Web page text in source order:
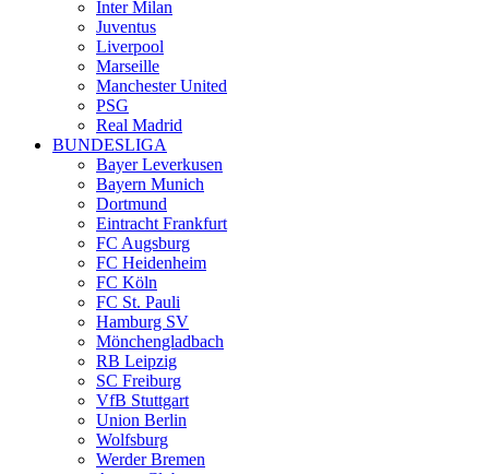
Inter Milan
Juventus
Liverpool
Marseille
Manchester United
PSG
Real Madrid
BUNDESLIGA
Bayer Leverkusen
Bayern Munich
Dortmund
Eintracht Frankfurt
FC Augsburg
FC Heidenheim
FC Köln
FC St. Pauli
Hamburg SV
Mönchengladbach
RB Leipzig
SC Freiburg
VfB Stuttgart
Union Berlin
Wolfsburg
Werder Bremen